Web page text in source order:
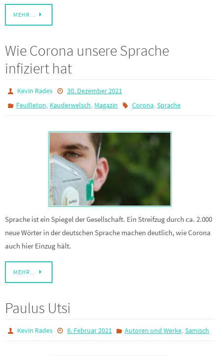
MEHR…
Wie Corona unsere Sprache
infiziert hat
Kevin Rades
30. Dezember 2021
Feuilleton, Kauderwelsch, Magazin Corona, Sprache
Sprache ist ein Spiegel der Gesellschaft. Ein Streifzug durch ca. 2.000
neue Wörter in der deutschen Sprache machen deutlich, wie Corona
auch hier Einzug hält.
MEHR…
Paulus Utsi
Kevin Rades 6. Februar 2021 Autoren und Werke, Samisch